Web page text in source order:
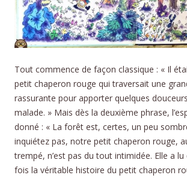
Tout commence de façon classique : « Il
petit chaperon rouge qui traversait une
rassurante pour apporter quelques
malade. » Mais dès la deuxième phrase,
donné : « La forêt est, certes, un peu
inquiétez pas, notre petit chaperon rouge,
trempé, n’est pas du tout intimidée. Elle a
fois la véritable histoire du petit chaperon